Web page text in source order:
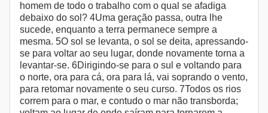
homem de todo o trabalho com o qual se afadiga
debaixo do sol? 4Uma geração passa, outra lhe
sucede, enquanto a terra permanece sempre a
mesma. 5O sol se levanta, o sol se deita, apressando-
se para voltar ao seu lugar, donde novamente torna a
levantar-se. 6Dirigindo-se para o sul e voltando para
o norte, ora para cá, ora para lá, vai soprando o vento,
para retomar novamente o seu curso. 7Todos os rios
correm para o mar, e contudo o mar não transborda;